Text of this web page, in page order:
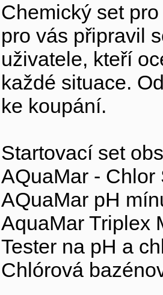
Chemický set
pro vás připravil
uživatele, kteří
každé situace.
ke koupání.
Startovací set
AQuaMar - Chlor
AQuaMar pH
AquaMar Triplex
Tester na pH a
Chlórová